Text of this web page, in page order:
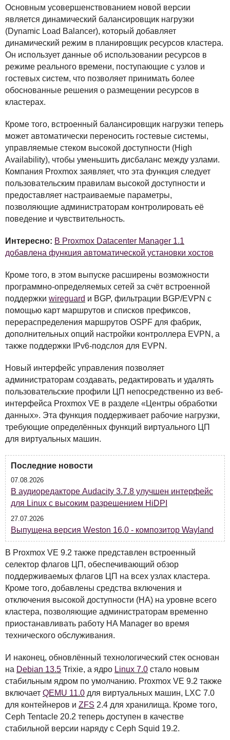
Основным усовершенствованием новой версии
является динамический балансировщик нагрузки
(Dynamic Load Balancer), который добавляет
динамический режим в планировщик ресурсов кластера.
Он использует данные об использовании ресурсов в
режиме реального времени, поступающие с узлов и
гостевых систем, что позволяет принимать более
обоснованные решения о размещении ресурсов в
кластерах.
Кроме того, встроенный балансировщик нагрузки теперь
может автоматически переносить гостевые системы,
управляемые стеком высокой доступности (High
Availability), чтобы уменьшить дисбаланс между узлами.
Компания Proxmox заявляет, что эта функция следует
пользовательским правилам высокой доступности и
предоставляет настраиваемые параметры,
позволяющие администраторам контролировать её
поведение и чувствительность.
Интересно: В Proxmox Datacenter Manager 1.1
добавлена функция автоматической установки хостов
Кроме того, в этом выпуске расширены возможности
программно-определяемых сетей за счёт встроенной
поддержки wireguard и BGP, фильтрации BGP/EVPN с
помощью карт маршрутов и списков префиксов,
перераспределения маршрутов OSPF для фабрик,
дополнительных опций настройки контроллера EVPN , а
также поддержки IPv6-подслоя для EVPN .
Новый интерфейс управления позволяет
администраторам создавать, редактировать и удалять
пользовательские профили ЦП непосредственно из веб-
интерфейса Proxmox VE в разделе «Центры обработки
данных». Эта функция поддерживает рабочие нагрузки,
требующие определённых функций виртуального ЦП
для виртуальных машин.
Последние новости
07.08.2026
В аудиоредакторе Audacity 3.7.8 улучшен интерфейс
для Linux с высоким разрешением HiDPI
27.07.2026
Выпущена версия Weston 16.0 - композитор Wayland
В Proxmox VE 9.2 также представлен встроенный
селектор флагов ЦП, обеспечивающий обзор
поддерживаемых флагов ЦП на всех узлах кластера.
Кроме того, добавлены средства включения и
отключения высокой доступности (HA) на уровне всего
кластера, позволяющие администраторам временно
приостанавливать работу HA Manager во время
технического обслуживания.
И наконец, обновлённый технологический стек основан
на Debian 13.5 Trixie, а ядро Linux 7.0 стало новым
стабильным ядром по умолчанию. Proxmox VE 9.2 также
включает QEMU 11.0 для виртуальных машин, LXC 7.0
для контейнеров и ZFS 2.4 для хранилища. Кроме того,
Ceph Tentacle 20.2 теперь доступен в качестве
стабильной версии наряду с Ceph Squid 19.2.